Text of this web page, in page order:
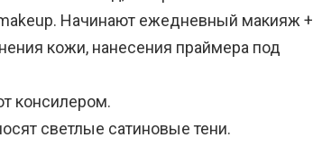
Начинают ежедневный макияж +
кожи, нанесения праймера под
консилером.
светлые сатиновые тени.